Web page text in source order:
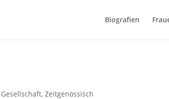
Biografien
,Zeitgenössisch